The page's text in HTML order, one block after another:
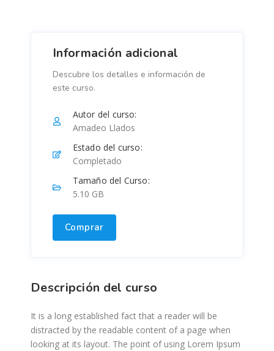
Descripción del curso
It is a long established fact that a reader will be
distracted by the readable content of a page when
looking at its layout. The point of using Lorem Ipsum
Información adicional
Descubre los detalles e información de
este curso.
Autor del curso:
Amadeo Llados
Estado del curso:
Completado
Tamaño del Curso:
5.10 GB
Comprar